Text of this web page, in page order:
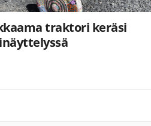
traktori keräsi